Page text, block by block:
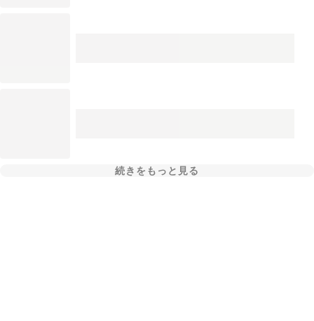
続きをもっと見る